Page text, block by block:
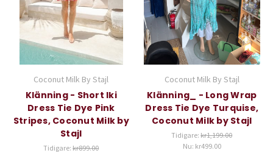
Coconut Milk By Stajl
Klänning - Short Iki
Dress Tie Dye Pink
Stripes, Coconut Milk by
Stajl
Tidigare:kr899.00
Coconut Milk By Stajl
Klänning_ - Long Wrap
Dress Tie Dye Turquise,
Coconut Milk by Stajl
Tidigare:kr1,199.00
Nu: kr499.00